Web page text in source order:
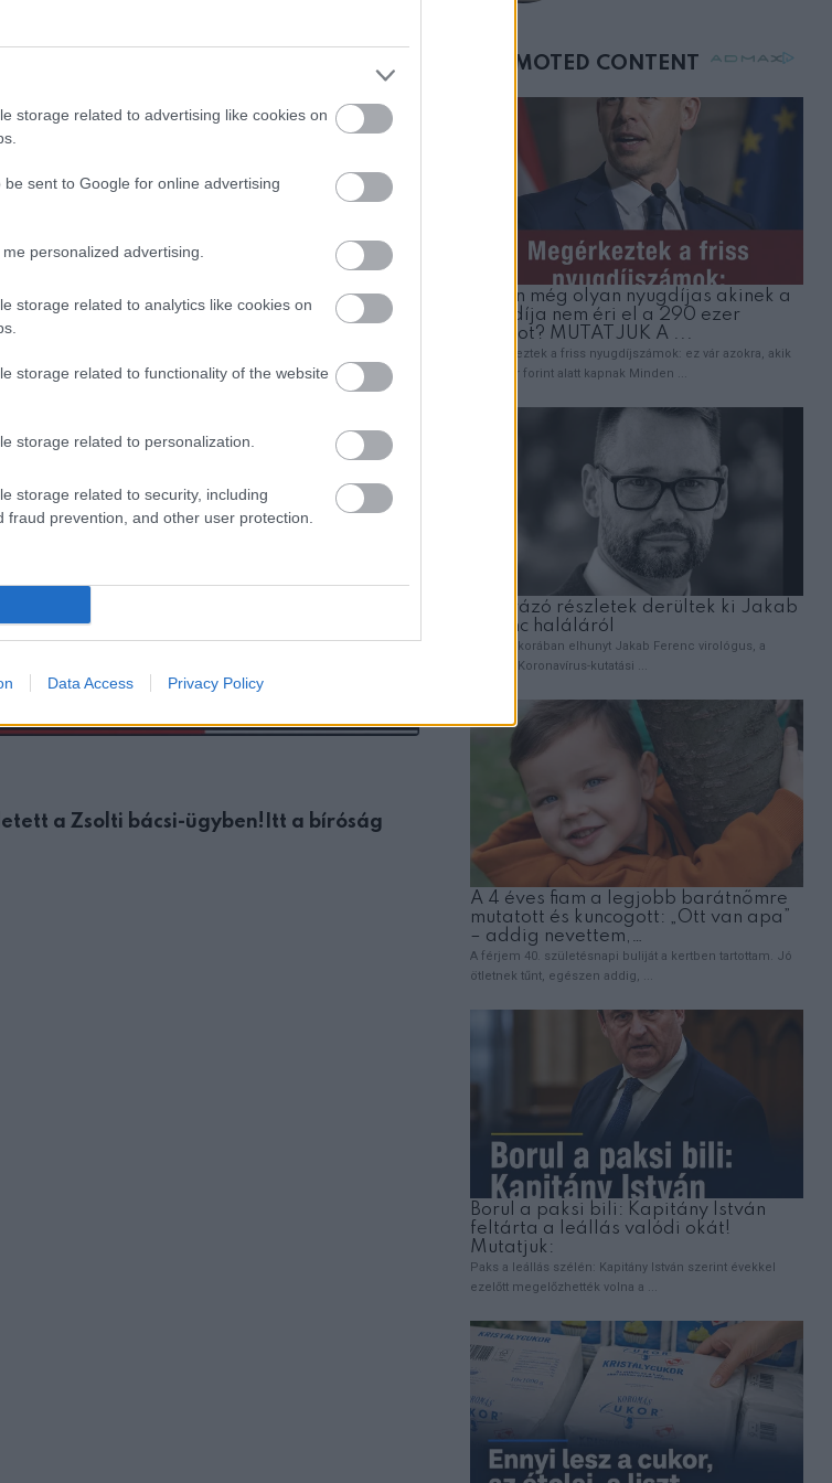
storage related to advertising like cookies on
sent to Google for online advertising
personalized advertising.
storage related to analytics like cookies on
storage related to functionality of the website
storage related to personalization.
storage related to security, including
prevention, and other user protection.
Data Access Privacy Policy
kapcsolatokhoz, a randizási szakértők
a Zsolti bácsi-ügyben!Itt a bíróság
Válassz egy könyvet a három közül:
milyen
mellettem ült az első